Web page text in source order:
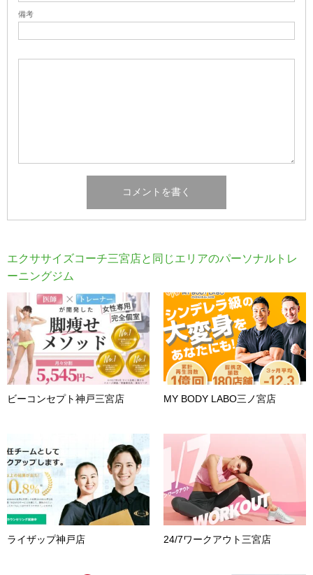
備考
エクササイズコーチ三宮店と同じエリアのパーソナルトレ
ーニングジム
ビーコンセプト神戸三宮店 MY BODY LABO三ノ宮店
ライザップ神戸店 24/7ワークアウト三宮店